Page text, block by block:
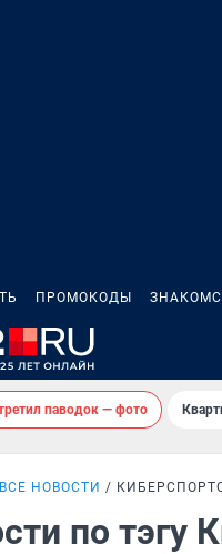
ПРОМОКОДЫ
паводок — фото
ВСЕ НОВОСТИ
по тэгу